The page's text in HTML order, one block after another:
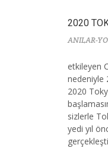
2020
ANILAR-
etkileyen
nedeniyle
2020
sizlerle
yedi yıl